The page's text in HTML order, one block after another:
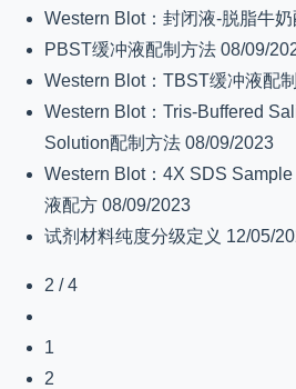
Western Blot：封闭液-脱脂牛
PBST缓冲液配制方法 08/09/
Western Blot：TBST缓冲液配
Western Blot：Tris-Buffered
Solution配制方法 08/09/2023
Western Blot：4X SDS
液配方 08/09/2023
试剂材料纯度分级定义 12/05/
2 / 4
1
2